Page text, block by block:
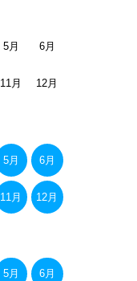
5月 6月
11月 12月
5月 6月
11月 12月
5月 6月